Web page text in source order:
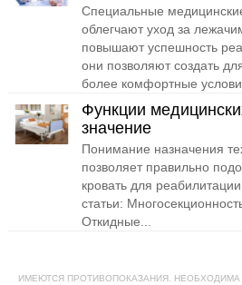
Специальные
облегчают уход за
повышают успешность
они позволяют создать
более комфортные
Функции
значение
Понимание назначения
позволяет правильно
кровать для
статьи:
Откидные...
ИМЕЮТСЯ ПРОТИВОПОКАЗАНИЯ. НЕОБХОДИМА